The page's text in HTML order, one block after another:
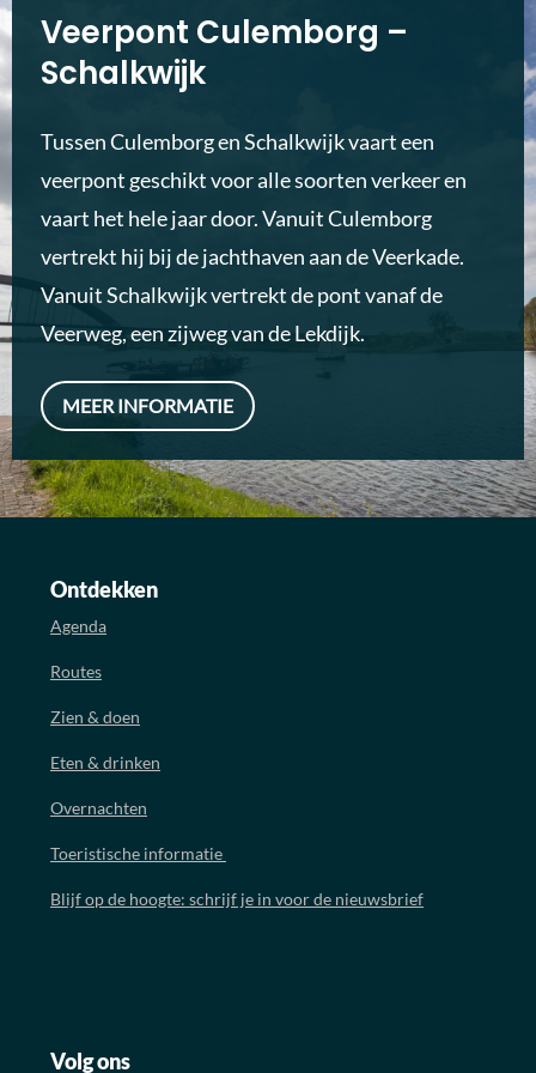
Veerpont Culemborg –
Schalkwijk
Tussen Culemborg en Schalkwijk vaart een
veerpont geschikt voor alle soorten verkeer en
vaart het hele jaar door. Vanuit Culemborg
vertrekt hij bij de jachthaven aan de Veerkade.
Vanuit Schalkwijk vertrekt de pont vanaf de
Veerweg, een zijweg van de Lekdijk.
MEER INFORMATIE
Ontdekken
Agenda
Routes
Zien & doen
Eten & drinken
Overnachten
Toeristische informatie
Blijf op de hoogte: schrijf je in voor de nieuwsbrief
Volg ons